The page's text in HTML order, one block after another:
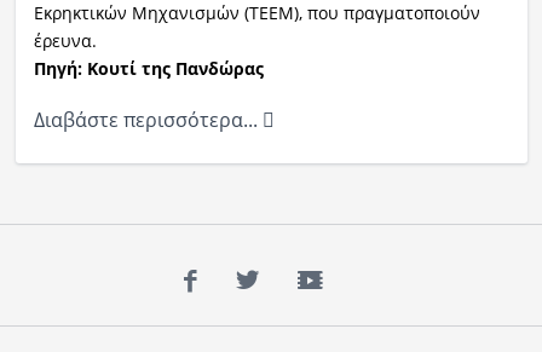
Αθλητικά
Κόσμος
Πολιτισμός
Εκρηκτικών Μηχανισμών (ΤΕΕΜ), που πραγματοποιούν
έρευνα.
Πηγή: Κουτί της Πανδώρας
Διαβάστε περισσότερα...
Facebook
TwitterYouTube